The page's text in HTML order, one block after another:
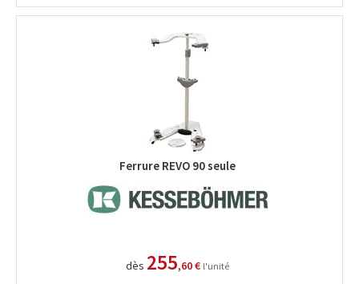
Ferrure REVO 90 seule
dès 255,60 € l'unité